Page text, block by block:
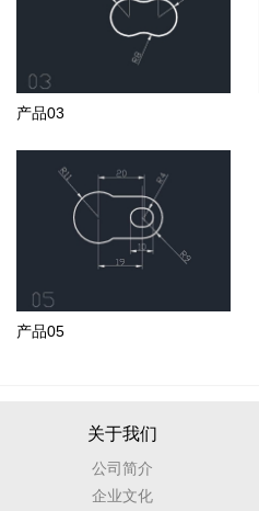
产品03
产品05
关于我们
公司简介
企业文化